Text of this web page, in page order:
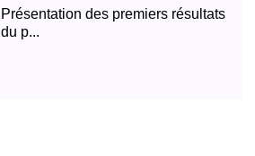
Présentation des premiers résultats
du p...